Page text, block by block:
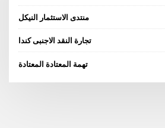
منتدى الاستثمار النيكل
تجارة النقد الاجنبى كندا
تهمة المعتادة المعتادة